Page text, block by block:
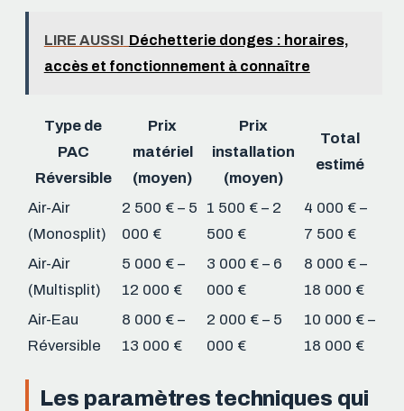
LIRE AUSSI Déchetterie donges : horaires,
accès et fonctionnement à connaître
Type de
PAC
Réversible
Prix
matériel
(moyen)
Prix
installation
(moyen)
Total
estimé
Air-Air
(Monosplit)
2 500 € – 5
000 €
1 500 € – 2
500 €
4 000 € –
7 500 €
Air-Air
(Multisplit)
5 000 € –
12 000 €
3 000 € – 6
000 €
8 000 € –
18 000 €
Air-Eau
Réversible
8 000 € –
13 000 €
2 000 € – 5
000 €
10 000 € –
18 000 €
Les paramètres techniques qui